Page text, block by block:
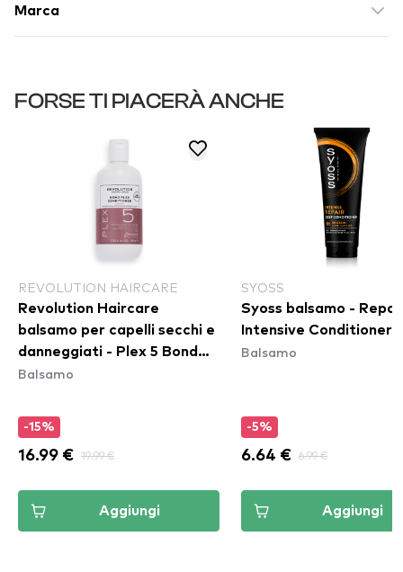
Marca
FORSE TI PIACERÀ ANCHE
REVOLUTION HAIRCARE
Revolution Haircare
balsamo per capelli secchi e
danneggiati - Plex 5 Bond
Plex Conditioner (400ml)
Balsamo
-15%
16.99 € 19.99 €
Aggiungi
SYOSS
Syoss balsamo -
Intensive Conditioner
Balsamo
-5%
6.64 € 6.99 €
Aggiungi